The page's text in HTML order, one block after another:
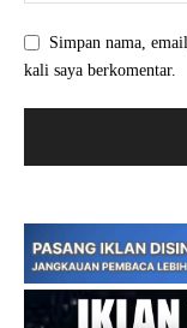
Simpan nama,
kali saya berkomentar.